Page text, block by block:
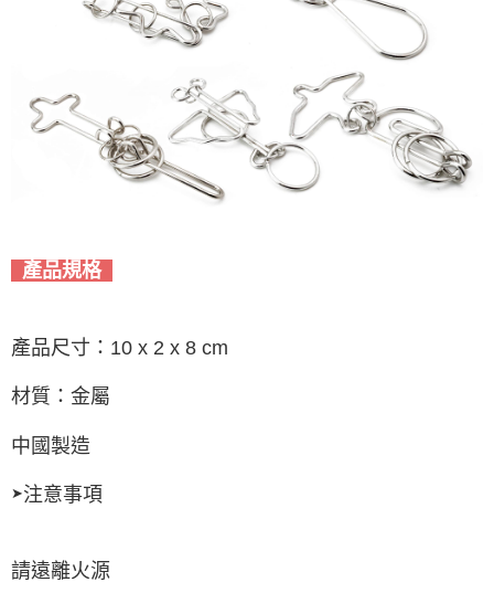
產品規格
產品尺寸：10 x 2 x 8 cm
材質：金屬
中國製造
➤注意事項
請遠離火源